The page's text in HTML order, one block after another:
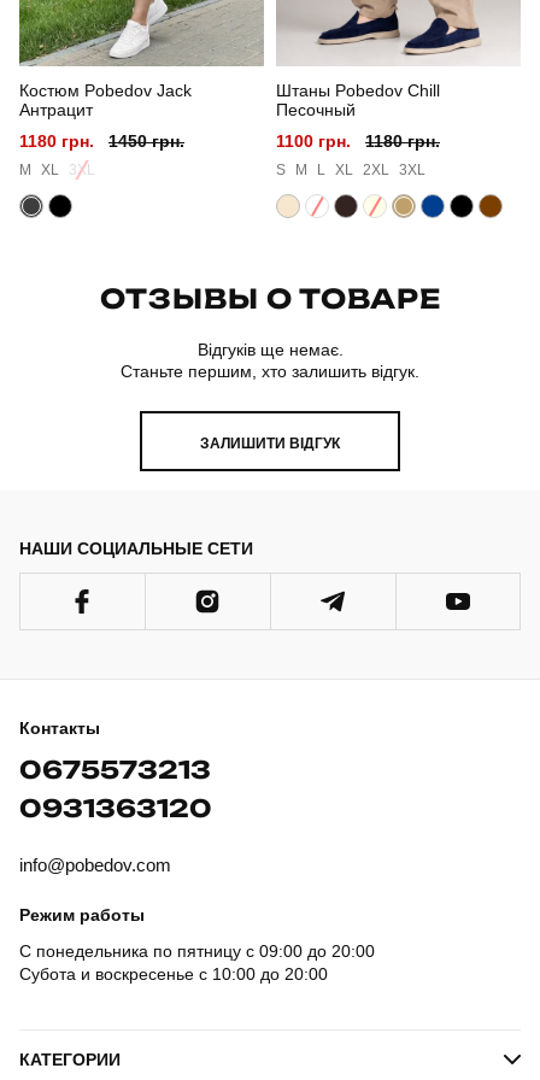
Костюм Pobedov Jack
Антрацит
1180 грн.
1450 грн.
M XL 3XL
Штаны Pobedov Chill
Песочный
1100 грн.
1180 грн.
S M L XL 2XL 3XL
ОТЗЫВЫ О ТОВАРЕ
Відгуків ще немає.
Станьте першим, хто залишить відгук.
ЗАЛИШИТИ ВІДГУК
НАШИ СОЦИАЛЬНЫЕ СЕТИ
Контакты
0675573213
0931363120
info@pobedov.com
Режим работы
С понедельника по пятницу с 09:00 до 20:00
Субота и воскресенье с 10:00 до 20:00
КАТЕГОРИИ